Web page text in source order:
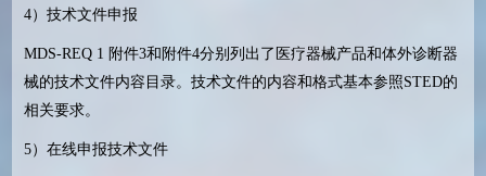
4）技术文件申报
MDS-REQ 1 附件3和附件4分别列出了医疗器械产品和体外诊断器
械的技术文件内容目录。技术文件的内容和格式基本参照STED的
相关要求。
5）在线申报技术文件